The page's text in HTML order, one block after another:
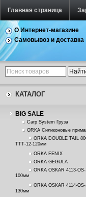
Главная страница
О Интернет-магазине
Самовывоз и доставка
КАТАЛОГ
BIG SALE
Carp System Груза
ORKA Силиконовые
ORKA DOUBLE TAIL
TTT-12-120мм
ORKA FENIX
ORKA GEGULA
ORKA OSKAR 4113-
100мм
ORKA OSKAR 4114-
130мм